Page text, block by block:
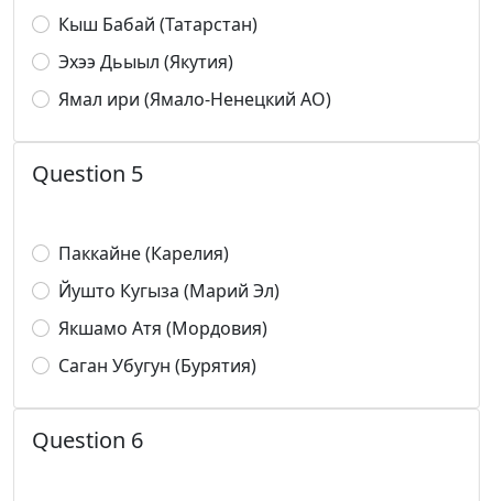
Кыш Бабай (Татарстан)
Эхээ Дьыыл (Якутия)
Ямал ири (Ямало-Ненецкий АО)
Question 5
Паккайне (Карелия)
Йушто Кугыза (Марий Эл)
Якшамо Атя (Мордовия)
Саган Убугун (Бурятия)
Question 6